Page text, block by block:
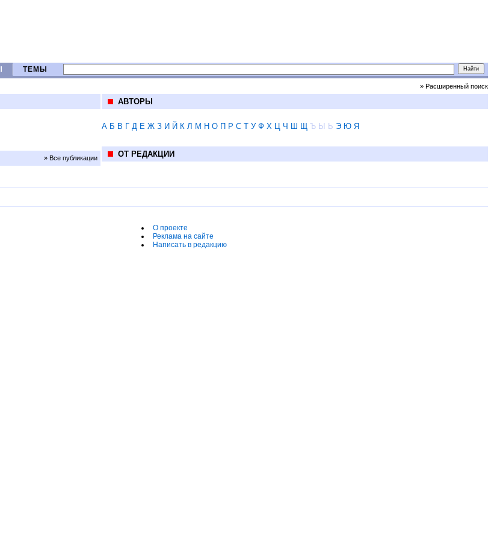
ТЕМЫ
» Расширенный поиск
» Все публикации
АВТОРЫ
А Б В Г Д Е Ж З И Й К Л М Н О П Р С Т У Ф Х Ц Ч Ш Щ Ъ Ы Ь Э Ю Я
ОТ РЕДАКЦИИ
О проекте
Реклама на сайте
Написать в редакцию